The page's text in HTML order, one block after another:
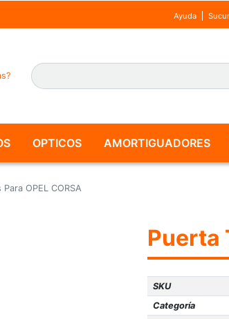
Ayuda
OPTICOS AMORTIGUADORES
OPEL CORSA
Puerta
SKU
Categoría